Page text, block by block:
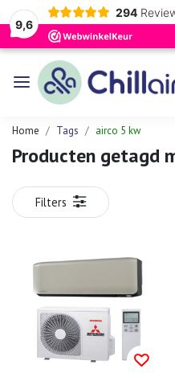
9,6
294
Home Tags airco 5 kw
Producten getagd
Filters